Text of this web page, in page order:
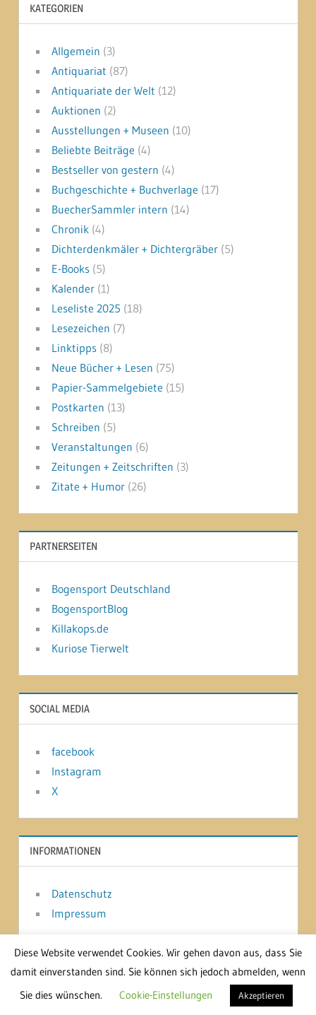
KATEGORIEN
Allgemein (3)
Antiquariat (87)
Antiquariate der Welt (12)
Auktionen (2)
Ausstellungen + Museen (10)
Beliebte Beiträge (4)
Bestseller von gestern (4)
Buchgeschichte + Buchverlage (17)
BuecherSammler intern (14)
Chronik(4)
Dichterdenkmäler + Dichtergräber(5)
E-Books(5)
Kalender(1)
Leseliste 2025 (18)
Lesezeichen (7)
Linktipps(8)
Neue Bücher + Lesen (75)
Papier-Sammelgebiete (15)
Postkarten (13)
Schreiben (5)
Veranstaltungen (6)
Zeitungen + Zeitschriften (3)
Zitate + Humor(26)
PARTNERSEITEN
Bogensport Deutschland
BogensportBlog
Killakops.de
Kuriose Tierwelt
SOCIAL MEDIA
facebook
Instagram
X
INFORMATIONEN
Datenschutz
Impressum
WordPress-Theme: Treville von ThemeZee.
Diese Website verwendet Cookies. Wir gehen davon aus, dass Sie
damit einverstanden sind. Sie können sich jedoch abmelden, wenn
Sie dies wünschen.
Cookie-Einstellungen Akzeptieren